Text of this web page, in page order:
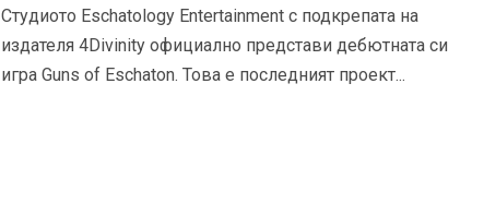
Студиото Eschatology Entertainment с подкрепата на
издателя 4Divinity официално представи дебютната си
игра Guns of Eschaton. Това е последният проект...